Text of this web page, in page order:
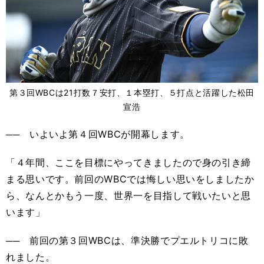
第３回WBCは21打数７安打、１本塁打、５打点と活躍した松田
宣浩
── いよいよ第４回WBCが開幕します。
「４年間、ここを目標にやってきましたので身の引き締
まる思いです。前回のWBCでは悔しい思いをしましたか
ら、なんとかもう一度、世界一を目指して戦いたいと思
います」
── 前回の第３回WBCは、準決勝でプエルトリコに敗
れました。